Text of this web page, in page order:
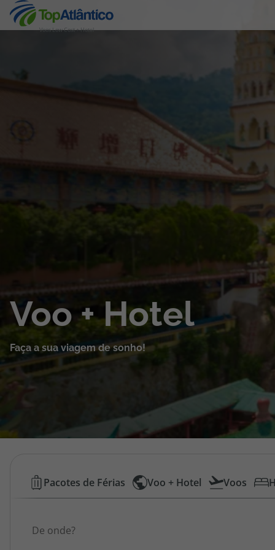
Voos Low Cost + Hotel
Destinos
Voos + Hotel
Pacotes de Férias
Cruzeiros
Promoções
Especialistas
Cheque Viagem
Voo + Hotel
Faça a sua viagem de sonho!
Voos
Low
Cost
Pacotes de Férias Voo + Hotel Voos